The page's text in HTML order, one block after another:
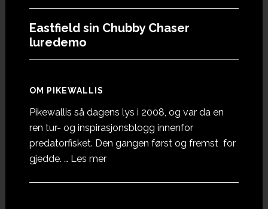
Eastfield sin Chubby Chaser
luredemo
OM PIKEWALLIS
Pikewallis så dagens lys i 2008, og var da en
ren tur- og inspirasjonsblogg innenfor
predatorfisket. Den gangen først og fremst for
gjedde. … Les meromOm